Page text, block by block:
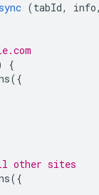
(tabId, info
{
({
other sites
({